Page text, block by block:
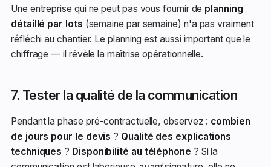
Une entreprise qui ne peut pas vous fournir de planning
détaillé par lots (semaine par semaine) n'a pas vraiment
réfléchi au chantier. Le planning est aussi important que le
chiffrage — il révèle la maîtrise opérationnelle.
7. Tester la qualité de la communication
Pendant la phase pré-contractuelle, observez : combien
de jours pour le devis ? Qualité des explications
techniques ? Disponibilité au téléphone ? Si la